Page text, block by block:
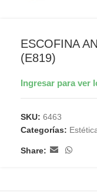
ESCOFINA
(E819)
Ingresar para ver
SKU: 6463
Categorías:
Share: